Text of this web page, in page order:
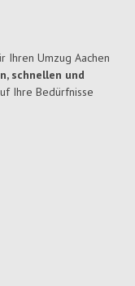
Ihren Umzug Aachen
schnellen und
Ihre Bedürfnisse